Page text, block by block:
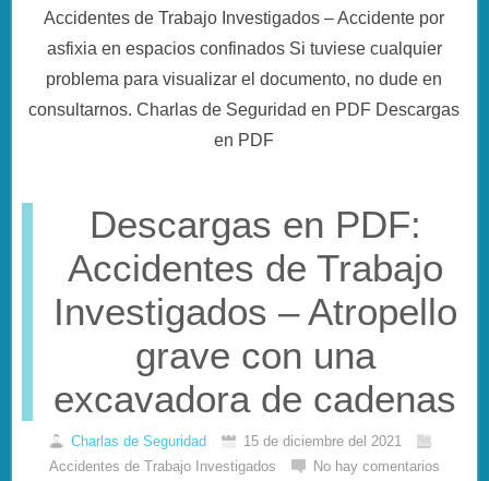
Accidentes de Trabajo Investigados – Accidente por
asfixia en espacios confinados Si tuviese cualquier
problema para visualizar el documento, no dude en
consultarnos. Charlas de Seguridad en PDF Descargas
en PDF
Descargas en PDF:
Accidentes de Trabajo
Investigados – Atropello
grave con una
excavadora de cadenas
Charlas de Seguridad
15 de diciembre del 2021
Accidentes de Trabajo Investigados
No hay comentarios